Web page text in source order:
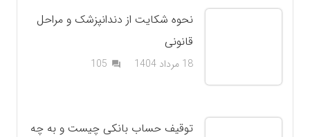
نحوه شکایت از دندانپزشک و مراحل
قانونی
18 مرداد 1404 question_answer
105دیدگاه
توقیف حساب بانکی چیست و به چه